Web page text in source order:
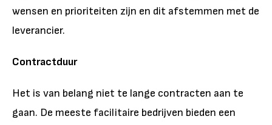
wensen en prioriteiten zijn en dit afstemmen met de
leverancier.
Contractduur
Het is van belang niet te lange contracten aan te
gaan. De meeste facilitaire bedrijven bieden een